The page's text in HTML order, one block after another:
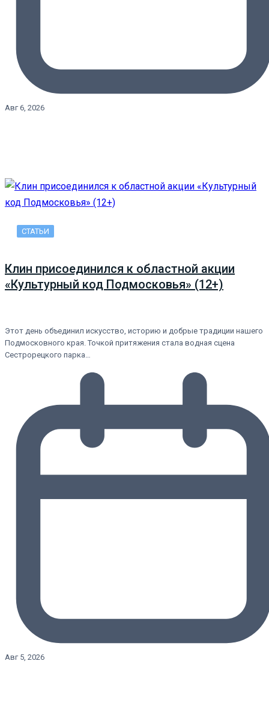
Авг 6, 2026
СТАТЬИ
Клин присоединился к областной акции
«Культурный код Подмосковья» (12+)
Этот день объединил искусство, историю и добрые традиции нашего
Подмосковного края. Точкой притяжения стала водная сцена
Сестрорецкого парка…
Авг 5, 2026